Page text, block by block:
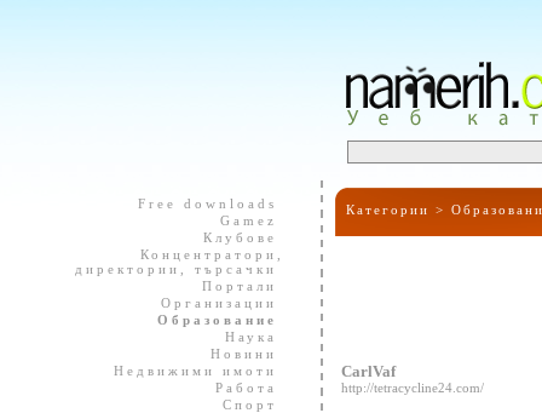
Free downloads
Gamez
Клубове
Концентратори,
директории, търсачки
Портали
Организации
Образование
Наука
Новини
Недвижими имоти
Работа
Спорт
Категории >
CarlVaf
http://tetracycline24.com/